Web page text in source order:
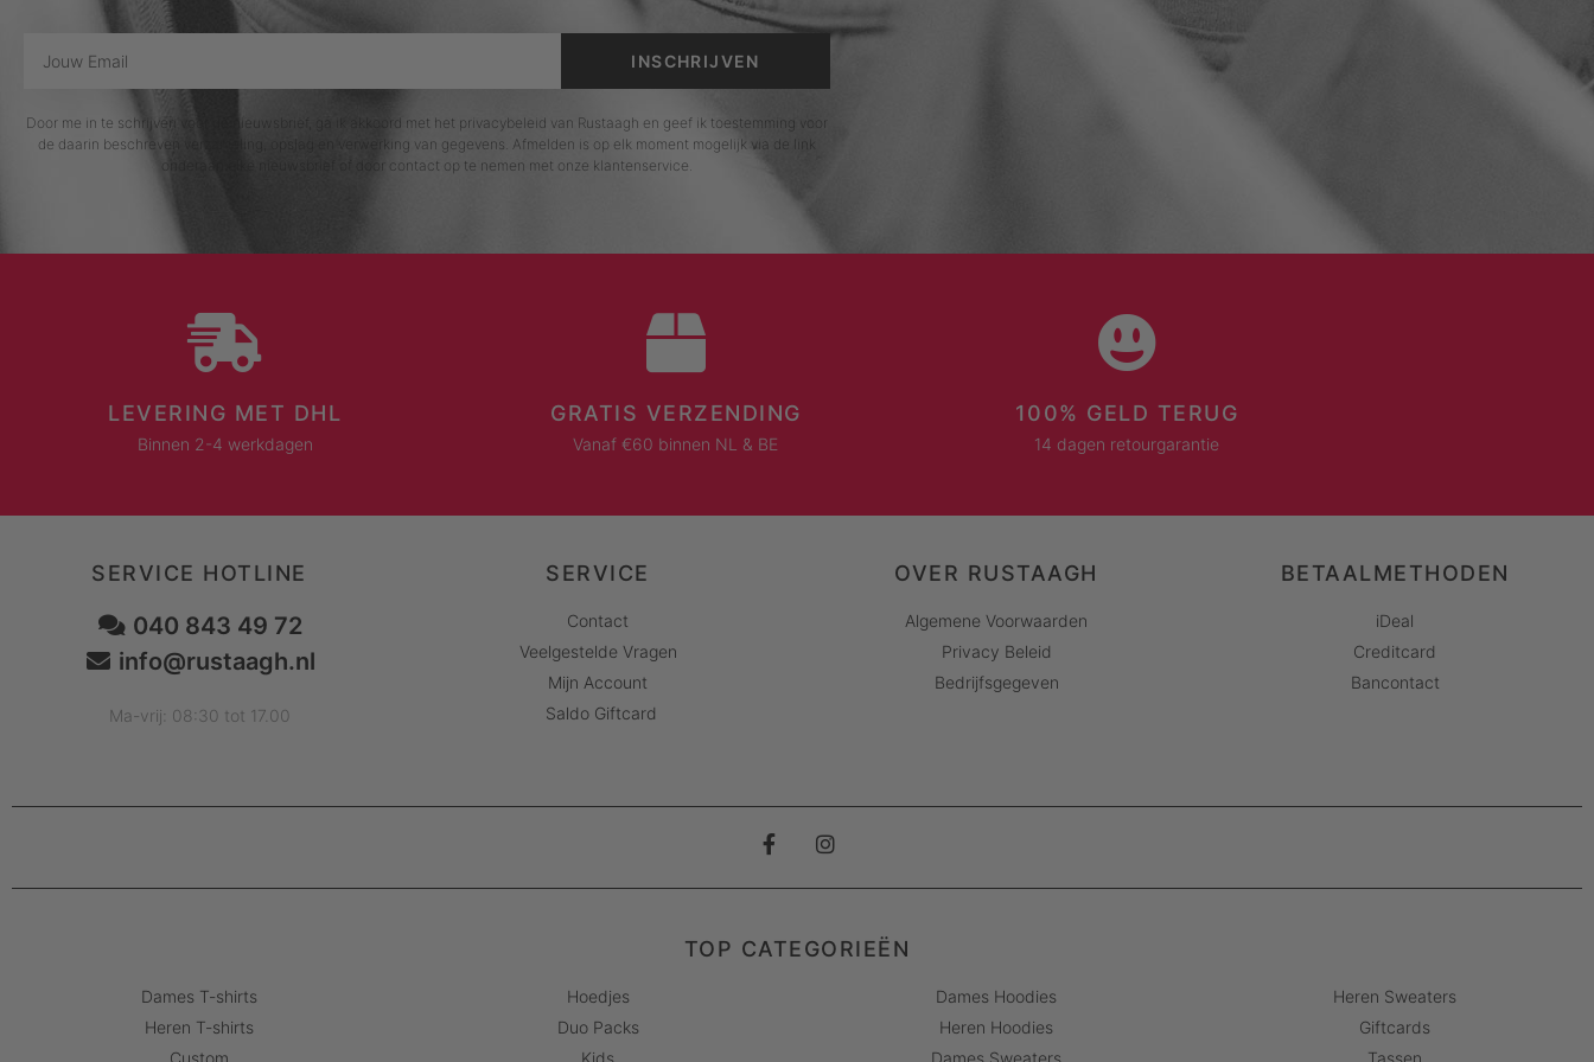
INSCHRIJVEN
Door me in te schrijven voor de nieuwsbrief, ga ik akkoord met het privacybeleid van Rustaagh en geef ik toestemming voor
de daarin beschreven verzameling, opslag en verwerking van gegevens. Afmelden is op elk moment mogelijk via de link
onderaan elke nieuwsbrief of door contact op te nemen met onze klantenservice.
LEVERING MET DHL
Binnen 2-4 werkdagen
GRATIS VERZENDING
Vanaf €60 binnen NL & BE
100% GELD TERUG
14 dagen retourgarantie
SERVICE HOTLINE
040 843 49 72
info@rustaagh.nl
Ma-vrij: 08:30 tot 17.00
SERVICE
Contact
Veelgestelde Vragen
Mijn Account
Saldo Giftcard
OVER RUSTAAGH
Algemene Voorwaarden
Privacy Beleid
Bedrijfsgegeven
BETAALMETHODEN
iDeal
Creditcard
Bancontact
TOP CATEGORIEËN
Dames T-shirts
Heren T-shirts
Hoedjes
Duo Packs
Dames Hoodies
Heren Hoodies
Heren Sweaters
Giftcards